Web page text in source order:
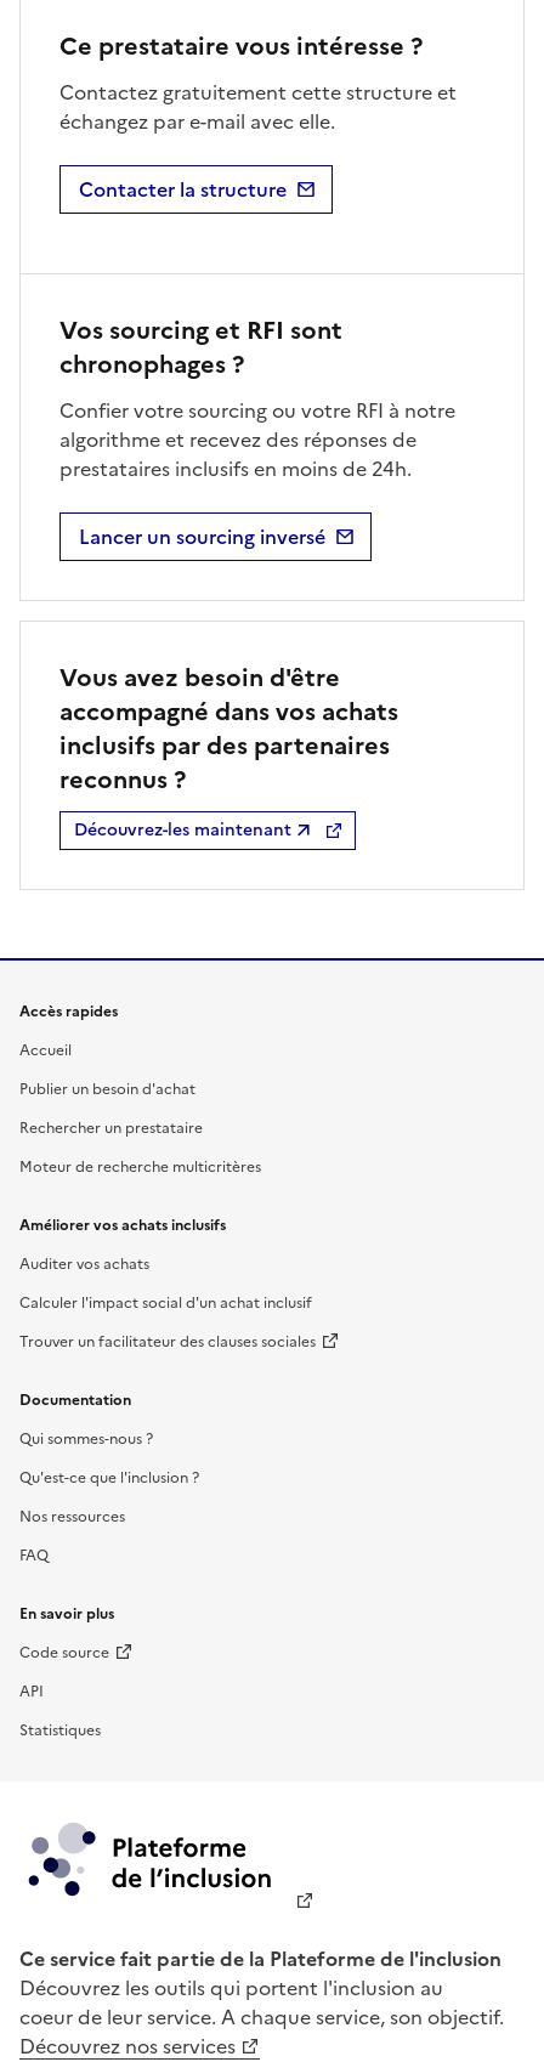
Ce prestataire vous intéresse ?
Contactez gratuitement cette structure et
échangez par e-mail avec elle.
Contacter la structure
Vos sourcing et RFI sont
chronophages ?
Confier votre sourcing ou votre RFI à notre
algorithme et recevez des réponses de
prestataires inclusifs en moins de 24h.
Lancer un sourcing inversé
Vous avez besoin d'être
accompagné dans vos achats
inclusifs par des partenaires
reconnus ?
Découvrez-les maintenant
Accès rapides
Accueil
Publier un besoin d'achat
Rechercher un prestataire
Moteur de recherche multicritères
Améliorer vos achats inclusifs
Auditer vos achats
Calculer l'impact social d'un achat inclusif
Trouver un facilitateur des clauses sociales
Documentation
Qui sommes-nous ?
Qu'est-ce que l'inclusion ?
Nos ressources
FAQ
En savoir plus
Code source
API
Statistiques
Ce service fait partie de la Plateforme de l'inclusion
Découvrez les outils qui portent l'inclusion au
coeur de leur service. A chaque service, son objectif.
Découvrez nos services